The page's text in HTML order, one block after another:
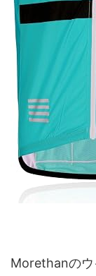
Morethanのウ